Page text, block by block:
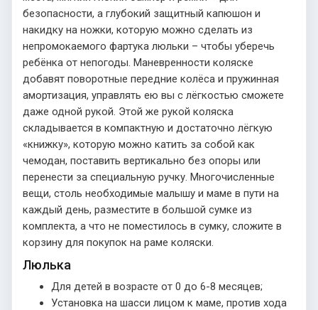
безопасности, а глубокий защитный капюшон и
накидку на ножки, которую можно сделать из
непромокаемого фартука люльки – чтобы уберечь
ребёнка от непогоды. Маневренности коляске
добавят поворотные передние колёса и пружинная
амортизация, управлять ею вы с лёгкостью сможете
даже одной рукой. Этой же рукой коляска
складывается в компактную и достаточно лёгкую
«книжку», которую можно катить за собой как
чемодан, поставить вертикально без опоры или
перенести за специальную ручку. Многочисленные
вещи, столь необходимые малышу и маме в пути на
каждый день, разместите в большой сумке из
комплекта, а что не поместилось в сумку, сложите в
корзину для покупок на раме коляски.
Люлька
Для детей в возрасте от 0 до 6-8 месяцев;
Установка на шасси лицом к маме, против хода